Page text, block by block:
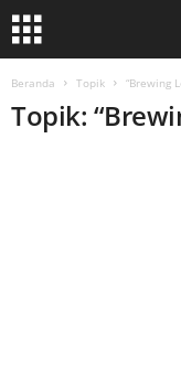
Beranda Topik “Brewing
Topik: